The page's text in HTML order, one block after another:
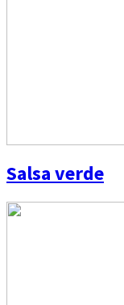
Salsa verde